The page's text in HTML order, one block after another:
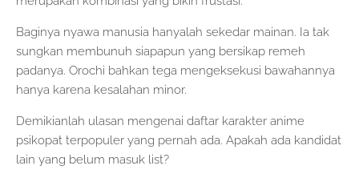
Baginya nyawa manusia hanyalah sekedar mainan. Ia tak
sungkan membunuh siapapun yang bersikap remeh
padanya. Orochi bahkan tega mengeksekusi bawahannya
hanya karena kesalahan minor.
Demikianlah ulasan mengenai daftar karakter anime
psikopat terpopuler yang pernah ada. Apakah ada kandidat
lain yang belum masuk list?